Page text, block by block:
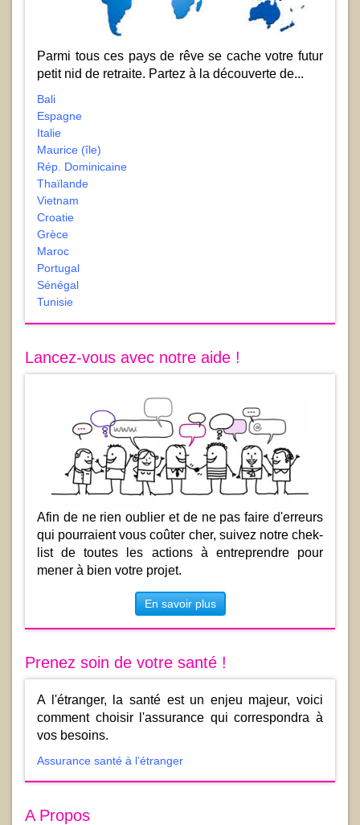
Prenez soin de votre santé !
A l'étranger, la santé est un enjeu majeur, voici
comment choisir l'assurance qui correspondra à
vos besoins.
Assurance santé à l’étranger
Parmi tous ces pays de rêve se cache votre futur
petit nid de retraite. Partez à la découverte de...
Bali
Espagne
Italie
Maurice (île)
Rép. Dominicaine
Thaïlande
Vietnam
Croatie
Grèce
Maroc
Portugal
Sénégal
Tunisie
Lancez-vous avec notre aide !
Afin de ne rien oublier et de ne pas faire d'erreurs
qui pourraient vous coûter cher, suivez notre chek-
list de toutes les actions à entreprendre pour
mener à bien votre projet.
En savoir plus
A Propos